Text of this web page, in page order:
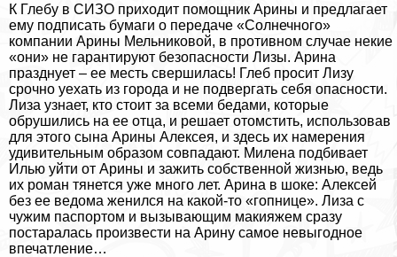
К Глебу в СИЗО приходит помощник Арины и предлагает
ему подписать бумаги о передаче «Солнечного»
компании Арины Мельниковой, в противном случае некие
«они» не гарантируют безопасности Лизы. Арина
празднует – ее месть свершилась! Глеб просит Лизу
срочно уехать из города и не подвергать себя опасности.
Лиза узнает, кто стоит за всеми бедами, которые
обрушились на ее отца, и решает отомстить, использовав
для этого сына Арины Алексея, и здесь их намерения
удивительным образом совпадают. Милена подбивает
Илью уйти от Арины и зажить собственной жизнью, ведь
их роман тянется уже много лет. Арина в шоке: Алексей
без ее ведома женился на какой-то «гопнице». Лиза с
чужим паспортом и вызывающим макияжем сразу
постаралась произвести на Арину самое невыгодное
впечатление…